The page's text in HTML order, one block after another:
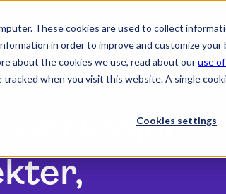
These cookies are used to collect
in order to improve and customize
about the cookies we use, read about ouruse
tracked when you visit this website. A single
Cookies settings
værktøjer